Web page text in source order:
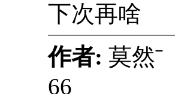
下次再啥
作者: 莫然ˉ
66